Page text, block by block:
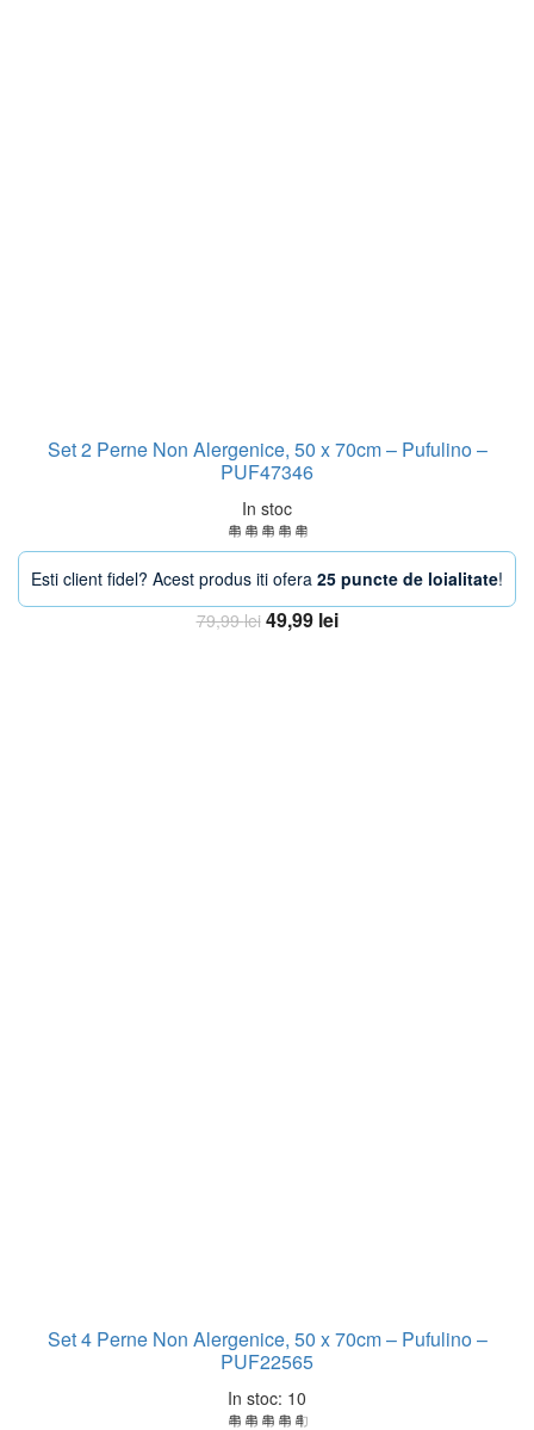
Set 2 Perne Non Alergenice, 50 x 70cm – Pufulino –
PUF47346
In stoc
Esti client fidel? Acest produs iti ofera 25 puncte de loialitate!
79,99lei Prețul
49,99 leiPrețul
Set 4 Perne Non Alergenice, 50 x 70cm – Pufulino –
PUF22565
In stoc: 10